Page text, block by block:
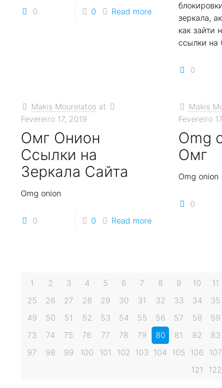
0 0 Read more
зеркала,
как зайти
ссылки на
0
Makis Mourelatos at
Fevereiro 17, 2019
Омг Онион
Ссылки на
Зеркала Сайта
Omg onion
0 0 Read more
Makis
Fevereiro
Omg
Омг
Omg onion
0
1 2 3 4 5 6 7 8 9 10
11
25
26 27 28 29 30 31 32 33 34
35
49
50 51 52 53 54 55 56 57 58
59
73
74 75 76 77 78 79 80 81 82
83
97
98 99 100 101 102 103 104 105 106
107
121
122